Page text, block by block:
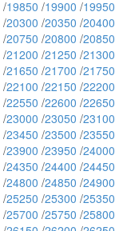
/19850 /19900 /19950
/20300 /20350 /20400
/20750 /20800 /20850
/21200 /21250 /21300
/21650 /21700 /21750
/22100 /22150 /22200
/22550 /22600 /22650
/23000 /23050 /23100
/23450 /23500 /23550
/23900 /23950 /24000
/24350 /24400 /24450
/24800 /24850 /24900
/25250 /25300 /25350
/25700 /25750 /25800